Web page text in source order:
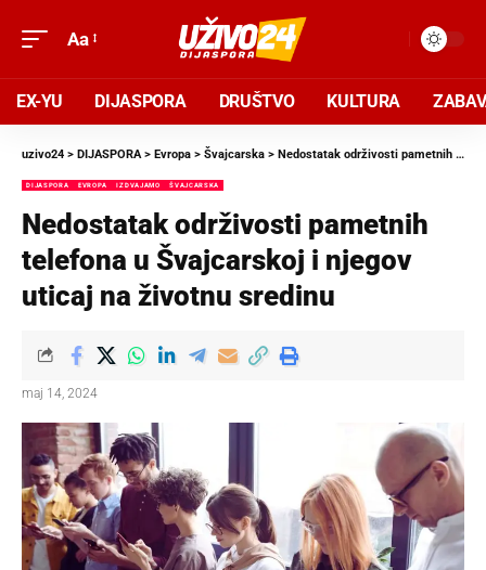
Aa
EX-YU DIJASPORA DRUŠTVO KULTURA
uzivo24 > DIJASPORA> Evropa > Švajcarska > Nedostatak održivosti pametnih telefona u Švajcarskoj i njegov uticaj na životnu sredinu
DIJASPORA EVROPA IZDVAJAMO ŠVAJCARSKA
Nedostatak održivosti pametnih
telefona u Švajcarskoj i njegov
uticaj na životnu sredinu
maj 14, 2024